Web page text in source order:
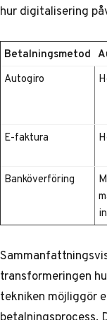
hur digitalisering
Betalningsmetod
Autogiro
E-faktura
Banköverföring
transformeringen
tekniken möjliggör